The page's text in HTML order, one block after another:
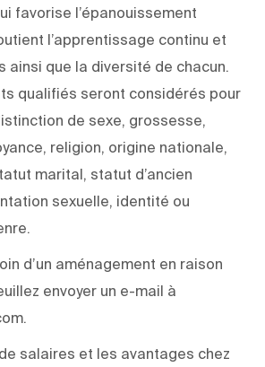
favorise l’épanouissement
l’apprentissage continu et
ainsi que la diversité de chacun.
qualifiés seront considérés pour
de sexe, grossesse,
religion, origine nationale,
marital, statut d’ancien
sexuelle, identité ou
d’un aménagement en raison
envoyer un e-mail à
salaires et les avantages chez